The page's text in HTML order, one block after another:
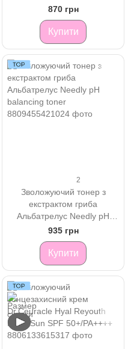
870 грн
Купити
2
Зволожуючий тонер з
екстрактом гриба
Альбатрелус Needly pH
balancing toner
935 грн
Купити